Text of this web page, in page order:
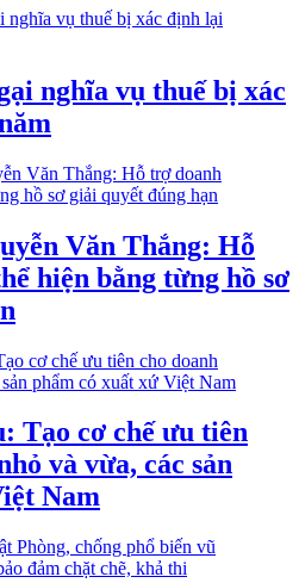
nghĩa vụ thuế bị xác
Văn Thắng: Hỗ
hiện bằng từng hồ sơ
Tạo cơ chế ưu tiên
và vừa, các sản
Nam